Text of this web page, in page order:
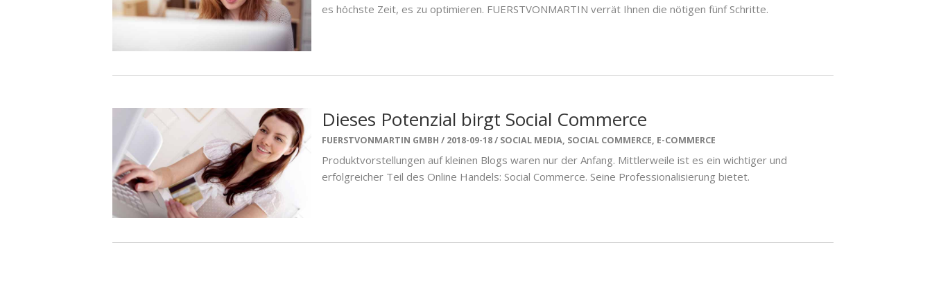
es höchste Zeit, es zu optimieren. FUERSTVONMARTIN verrät Ihnen die nötigen fünf Schritte.
Dieses Potenzial birgt Social Commerce
FUERSTVONMARTIN GMBH 2018-09-18 SOCIAL MEDIA, SOCIAL COMMERCE, E-COMMERCE
Produktvorstellungen auf kleinen Blogs waren nur der Anfang. Mittlerweile ist es ein wichtiger und
erfolgreicher Teil des Online Handels: Social Commerce. Seine Professionalisierung bietet.